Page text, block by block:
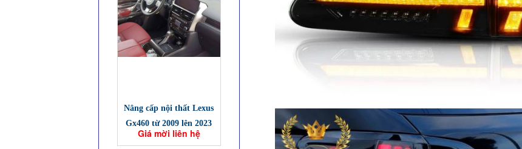
Nâng cấp nội thất Lexus
Gx460 từ 2009 lên 2023
Giá mời liên hệ